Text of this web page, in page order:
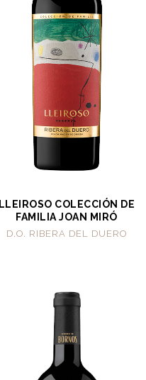
LLEIROSO COLECCIÓN DE
FAMILIA JOAN MIRÓ
D.O. RIBERA DEL DUERO